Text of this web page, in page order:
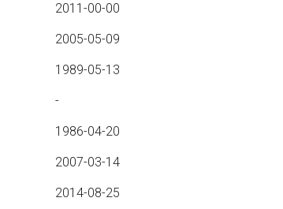
2011-00-00
2005-05-09
1989-05-13
-
1986-04-20
2007-03-14
2014-08-25